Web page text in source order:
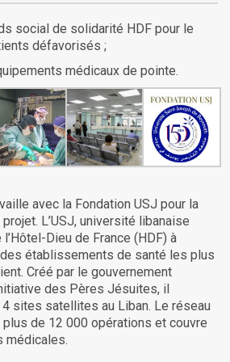
social de solidarité HDF pour le
défavorisés ;
médicaux de pointe.
avec la Fondation USJ pour la
L’USJ, université libanaise
Dieu de France (HDF) à
des établissements de santé les plus
Créé par le gouvernement
des Pères Jésuites, il
4 sites satellites au Liban. Le réseau
de 12 000 opérations et couvre
médicales.